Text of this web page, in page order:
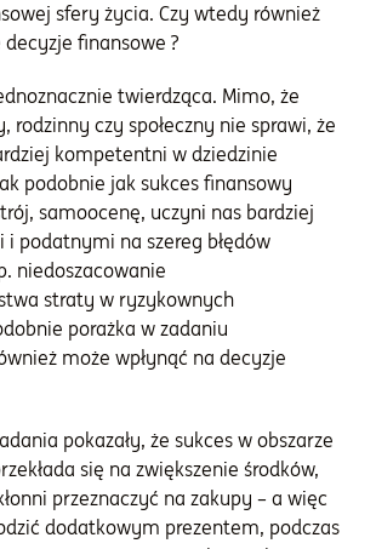
sfery życia. Czy wtedy również
decyzje finansowe ?
twierdząca. Mimo, że
rodzinny czy społeczny nie sprawi, że
kompetentni w dziedzinie
podobnie jak sukces finansowy
samoocenę, uczyni nas bardziej
podatnymi na szereg błędów
niedoszacowanie
straty w ryzykownych
porażka w zadaniu
może wpłynąć na decyzje
pokazały, że sukces w obszarze
się na zwiększenie środków,
przeznaczyć na zakupy – a więc
dodatkowym prezentem, podczas